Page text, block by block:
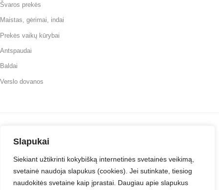
Slapukai
Siekiant užtikrinti kokybišką internetinės svetainės veikimą,
svetainė naudoja slapukus (cookies). Jei sutinkate, tiesiog
naudokitės svetaine kaip įprastai. Daugiau apie slapukus
Švaros prekės
Maistas, gėrimai, indai
Prekės vaikų kūrybai
Antspaudai
Baldai
Verslo dovanos
Svetainė testuojama
Šiuo metu tinklapis yra testuojamas, todėl jei pastebėsite kokių problemų